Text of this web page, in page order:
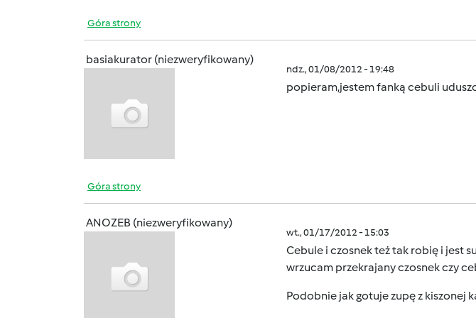
Góra strony
basiakurator (niezweryfikowany)
ndz., 01/08/2012 - 19:48
popieram,jestem fanką cebuli
Góra strony
ANOZEB (niezweryfikowany)
wt., 01/17/2012 - 15:03
Cebule i czosnek też tak robię i jest
wrzucam przekrajany czosnek czy
Podobnie jak gotuje zupę z kiszonej